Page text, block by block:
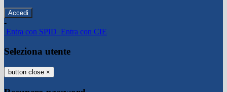
-
Entra con SPID Entra con CIE
Seleziona utente
button close ×